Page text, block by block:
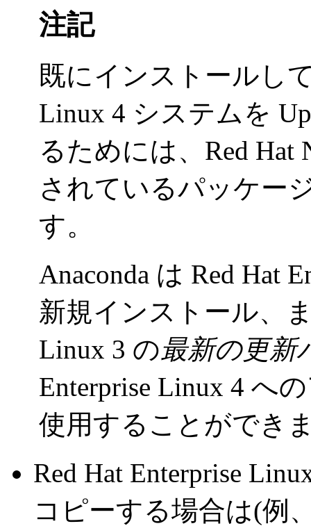
注記
既にインストールし
Linux 4 システムを
るためには、Red Hat
されているパッケー
す。
Anaconda は Red Hat
新規インストール、
Linux 3 の最新の更新
Enterprise Linux 4 へ
使用することができ
Red Hat Enterprise
コピーする場合は(例